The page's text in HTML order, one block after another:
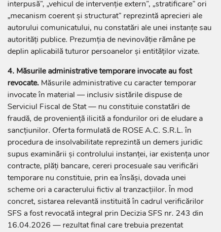
interpusă”, „vehicul de intervenție extern”, „stratificare” ori
„mecanism coerent și structurat” reprezintă aprecieri ale
autorului comunicatului, nu constatări ale unei instanțe sau
autorități publice. Prezumția de nevinovăție rămâne pe
deplin aplicabilă tuturor persoanelor și entităților vizate.
4. Măsurile administrative temporare invocate au fost
revocate. Măsurile administrative cu caracter temporar
invocate în material — inclusiv sistările dispuse de
Serviciul Fiscal de Stat — nu constituie constatări de
fraudă, de proveniență ilicită a fondurilor ori de eludare a
sancțiunilor. Oferta formulată de ROSE A.C. S.R.L. în
procedura de insolvabilitate reprezintă un demers juridic
supus examinării și controlului instanței, iar existența unor
contracte, plăți bancare, cereri procesuale sau verificări
temporare nu constituie, prin ea însăși, dovada unei
scheme ori a caracterului fictiv al tranzacțiilor. În mod
concret, sistarea relevantă instituită în cadrul verificărilor
SFS a fost revocată integral prin Decizia SFS nr. 243 din
16.04.2026 — rezultat final care trebuia prezentat